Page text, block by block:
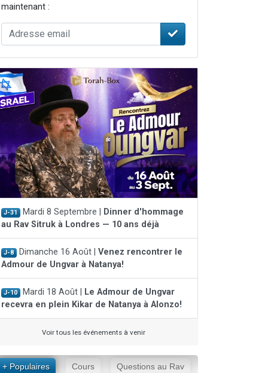
maintenant :
J-31 Mardi 8 Septembre |
Dinner d'hommage
au Rav Sitruk à Londres — 10 ans déjà
J-8 Dimanche 16 Août | Venez rencontrer le
Admour de Ungvar à Natanya!
J-10 Mardi 18 Août |
Le Admour de Ungvar
recevra en plein Kikar de Natanya à Alonzo!
Voir tous les événements à venir
+ Populaires Cours Questions au Rav